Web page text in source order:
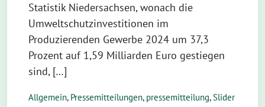
Statistik Niedersachsen, wonach die
Umweltschutzinvestitionen im
Produzierenden Gewerbe 2024 um 37,3
Prozent auf 1,59 Milliarden Euro gestiegen
sind, […]
Allgemein, Pressemitteilungen, pressemitteilung,Slider